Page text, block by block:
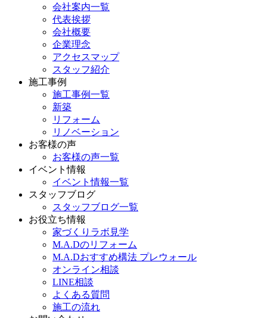
会社案内一覧
代表挨拶
会社概要
企業理念
アクセスマップ
スタッフ紹介
施工事例
施工事例一覧
新築
リフォーム
リノベーション
お客様の声
お客様の声一覧
イベント情報
イベント情報一覧
スタッフブログ
スタッフブログ一覧
お役立ち情報
家づくりラボ見学
M.A.Dのリフォーム
M.A.Dおすすめ構法 プレウォール
オンライン相談
LINE相談
よくある質問
施工の流れ